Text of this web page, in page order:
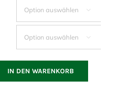


IN DEN WARENKORB